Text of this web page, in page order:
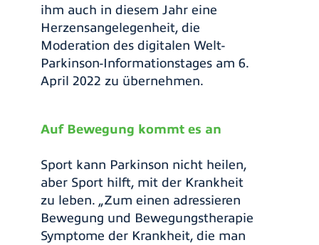
ihm auch in diesem Jahr eine
Herzensangelegenheit, die
Moderation des digitalen Welt-
Parkinson-Informationstages am 6.
April 2022 zu übernehmen.
Auf Bewegung kommt es an
Sport kann Parkinson nicht heilen,
aber Sport hilft, mit der Krankheit
zu leben. „Zum einen adressieren
Bewegung und Bewegungstherapie
Symptome der Krankheit, die man